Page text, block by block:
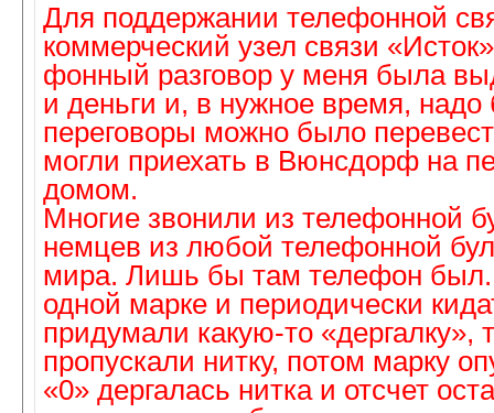
Для поддержании телефонной
коммерческий узел связи
фонный разговор у меня была
и деньги и, в нужное время,
переговоры можно было
могли приехать в Вюнсдорф на
домом.
Многие звонили из телефонной
немцев из любой телефонной
мира. Лишь бы там телефон был.
одной марке и периодически
придумали какую-то
пропускали нитку, потом марку
«0» дергалась нитка и отсчет